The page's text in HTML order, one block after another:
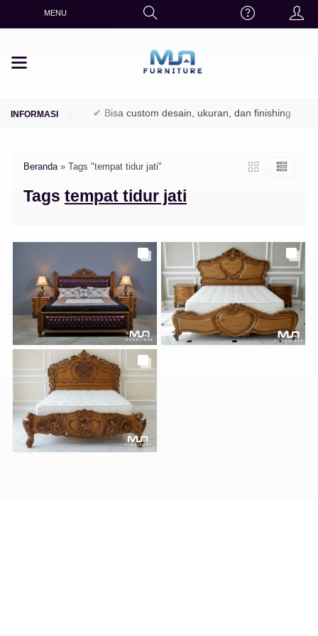
MENU
/ Perhutani) ✔ Bisa custom desain, ukuran, dan finishing
Beranda» Tags "tempat tidur jati"
Tags tempat tidur jati